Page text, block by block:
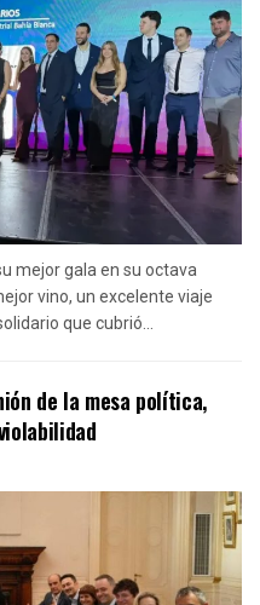
mejor gala en su octava
vino, un excelente viaje
que cubrió...
de la mesa política,